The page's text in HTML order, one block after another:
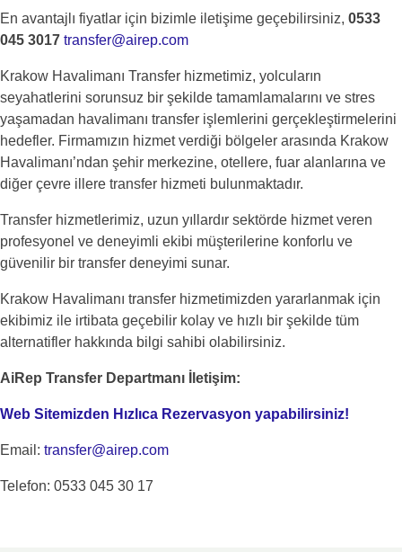
En avantajlı fiyatlar için bizimle iletişime geçebilirsiniz, 0533
045 3017 transfer@airep.com
Krakow Havalimanı Transfer hizmetimiz, yolcuların
seyahatlerini sorunsuz bir şekilde tamamlamalarını ve stres
yaşamadan havalimanı transfer işlemlerini gerçekleştirmelerini
hedefler. Firmamızın hizmet verdiği bölgeler arasında Krakow
Havalimanı’ndan şehir merkezine, otellere, fuar alanlarına ve
diğer çevre illere transfer hizmeti bulunmaktadır.
Transfer hizmetlerimiz, uzun yıllardır sektörde hizmet veren
profesyonel ve deneyimli ekibi müşterilerine konforlu ve
güvenilir bir transfer deneyimi sunar.
Krakow Havalimanı transfer hizmetimizden yararlanmak için
ekibimiz ile irtibata geçebilir kolay ve hızlı bir şekilde tüm
alternatifler hakkında bilgi sahibi olabilirsiniz.
AiRep Transfer Departmanı İletişim:
Web Sitemizden Hızlıca Rezervasyon yapabilirsiniz!
Email: transfer@airep.com
Telefon: 0533 045 30 17